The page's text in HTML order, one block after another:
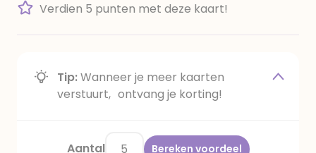
Verdien 5 punten met deze kaart!
Tip:Wanneer je meer kaarten
verstuurt, ontvang je korting!
Aantal Bereken voordeel